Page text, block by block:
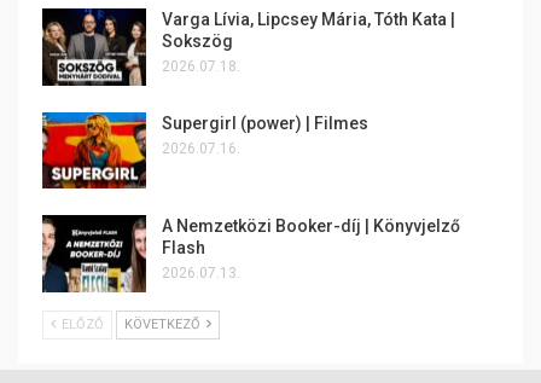
Varga Lívia, Lipcsey Mária, Tóth Kata |
Sokszög
2026.07.18.
Supergirl (power) | Filmes
2026.07.16.
A Nemzetközi Booker-díj | Könyvjelző
Flash
2026.07.13.
ELŐZŐ KÖVETKEZŐ